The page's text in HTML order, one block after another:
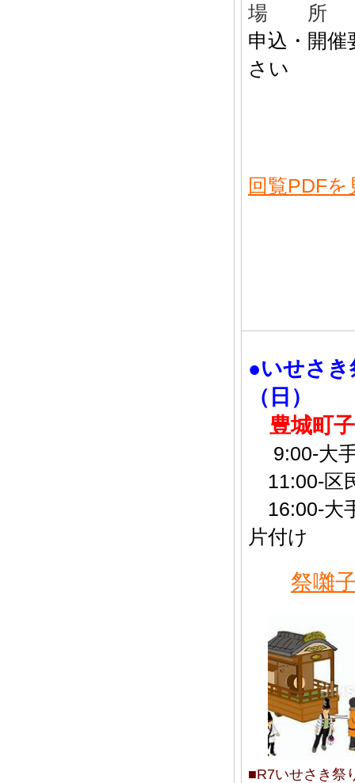
場 所 殖
申込・開
さい
回覧PDFを
●いせさ
（日）
豊城町
9:00-大
11:00-区
16:00-大
片付け
祭囃
■R7いせさき祭